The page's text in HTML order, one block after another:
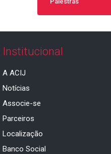
Institucional
A ACIJ
Notícias
Associe-se
Parceiros
Localização
Banco Social